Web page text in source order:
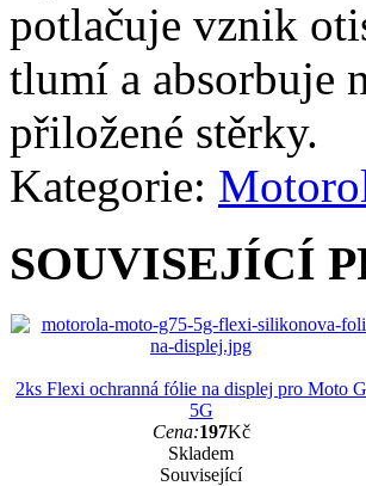
potlačuje vznik
tlumí a absorbuje
přiložené stěrky.
Kategorie:
SOUVISEJÍCÍ
2ks Flexi ochranná fólie na displej pro Moto
5G
Cena:197Kč
Skladem
Související